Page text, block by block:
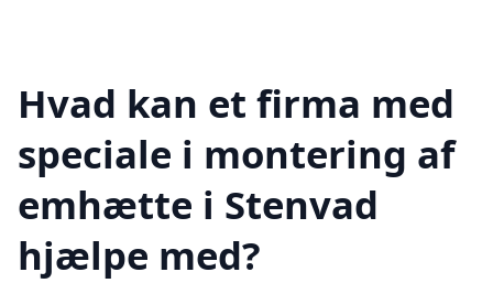
Hvad kan et firma med
speciale i montering af
emhætte i Stenvad
hjælpe med?